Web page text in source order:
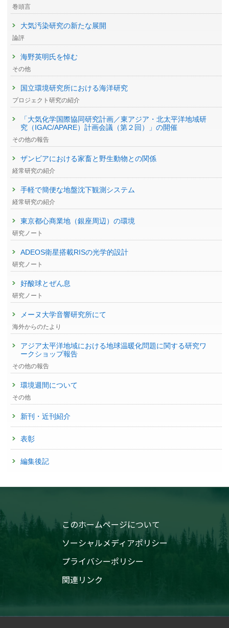
巻頭言
大気汚染研究の新たな展開
論評
海野英明氏を悼む
その他
国立環境研究所における海洋研究
プロジェクト研究の紹介
「大気化学国際協同研究計画／東アジア・北太平洋地域研
究（IGAC/APARE）計画会議（第２回）」の開催
その他の報告
ザンビアにおける家畜と野生動物との関係
経常研究の紹介
手軽で簡便な地盤沈下観測システム
経常研究の紹介
東京都心商業地（銀座周辺）の環境
研究ノート
ADEOS衛星搭載RISの光学的設計
研究ノート
好酸球とぜん息
研究ノート
メーヌ大学音響研究所にて
海外からのたより
アジア太平洋地域における地球温暖化問題に関する研究ワ
ークショップ報告
その他の報告
環境週間について
その他
新刊・近刊紹介
表彰
編集後記
このホームページについて
ソーシャルメディアポリシー
プライバシーポリシー
関連リンク